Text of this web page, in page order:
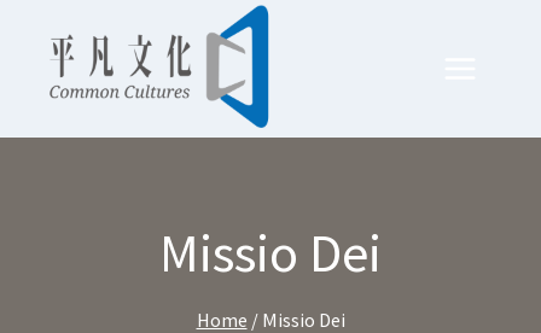
content
Missio Dei
Home / Missio Dei